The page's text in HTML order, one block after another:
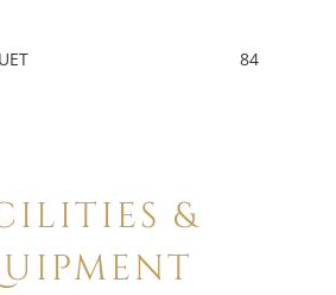
84
&